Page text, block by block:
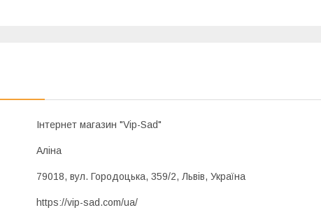
Інтернет магазин "Vip-Sad"
Аліна
79018, вул. Городоцька, 359/2, Львів, Україна
https://vip-sad.com/ua/